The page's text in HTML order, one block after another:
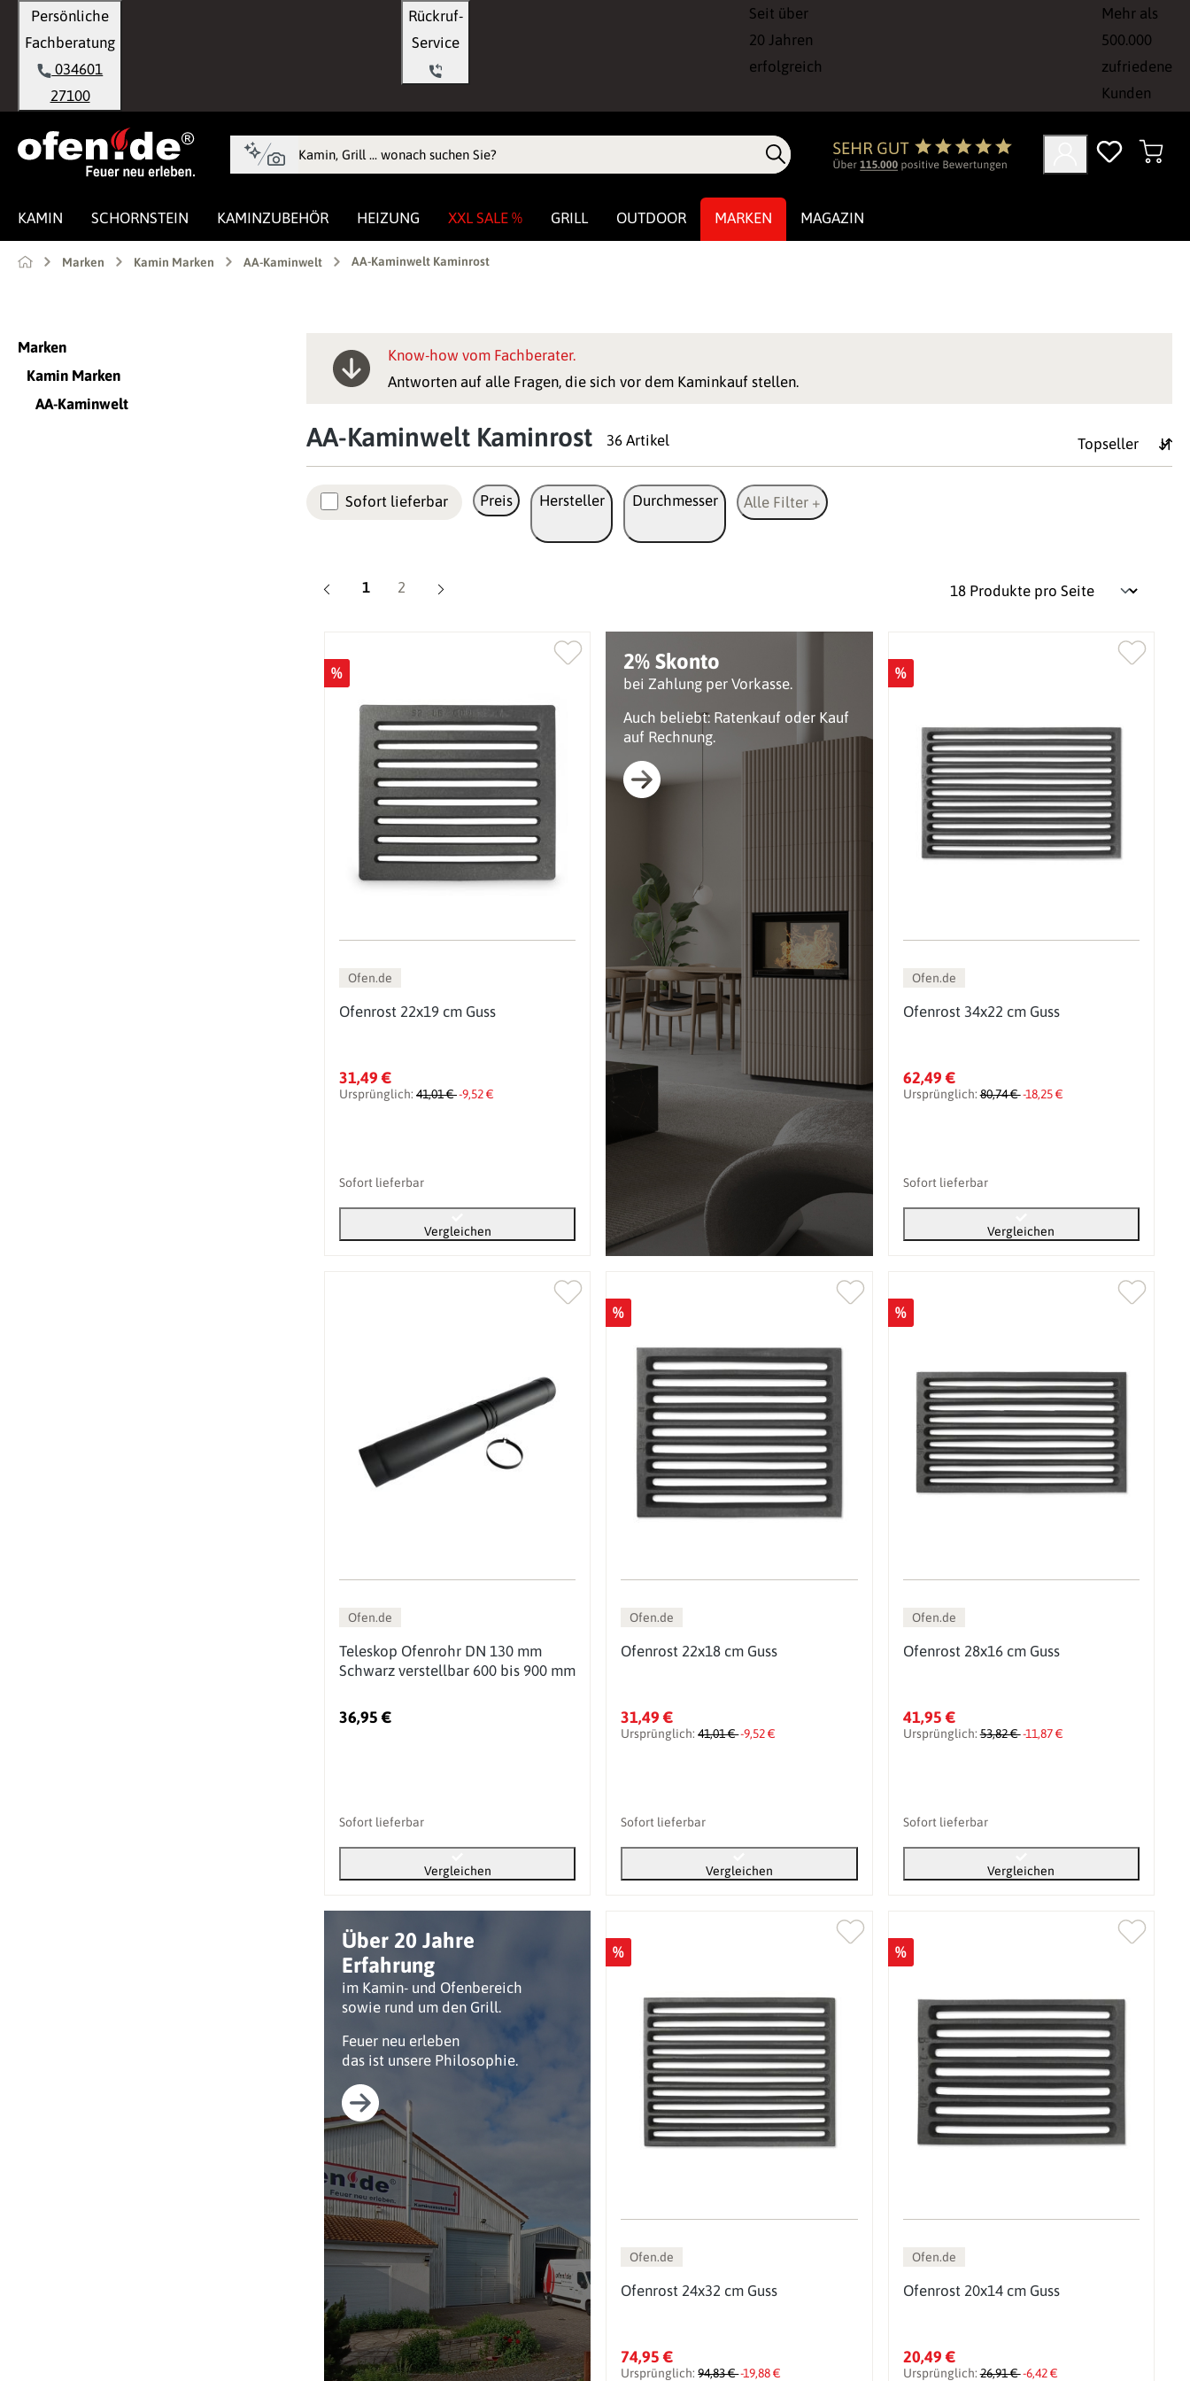
Zur Hauptnavigation springen
Persönliche
Fachberatung
034601
27100
Rückruf-
Seit über
20 Jahren
erfolgreich
Mehr als
500.000
zufriedene
Kunden
KAMIN SCHORNSTEIN KAMINZUBEHÖR HEIZUNG XXL SALE % GRILL OUTDOOR MARKEN MAGAZIN
Marken Kamin Marken AA-Kaminwelt AA-Kaminwelt Kaminrost
Marken
Kamin Marken
AA-Kaminwelt
Know-how vom Fachberater.
Antworten auf alle Fragen, die sich vor dem Kaminkauf stellen.
AA-Kaminwelt Kaminrost 36 Artikel
Sofort lieferbar Preis Hersteller Durchmesser Alle Filter +
Seite
1 Seite
2
2% Skonto
bei Zahlung per Vorkasse.
Auch beliebt: Ratenkauf oder Kauf
auf Rechnung.
Über 20 Jahre
Erfahrung
im Kamin- und Ofenbereich
sowie rund um den Grill.
Feuer neu erleben
das ist unsere Philosophie.
%
Ofen.de
Ofenrost 22x19 cm Guss
31,49 €
Ursprünglich: 41,01 €-9,52 €
Sofort lieferbar
Vergleichen
%
Ofen.de
Ofenrost 34x22 cm Guss
62,49 €
Ursprünglich:80,74 €-18,25 €
Sofort lieferbar
Vergleichen
Ofen.de
Teleskop Ofenrohr DN 130 mm
Schwarz verstellbar 600 bis 900 mm
36,95 €
Sofort lieferbar
Vergleichen
%
Ofen.de
Ofenrost 22x18 cm Guss
31,49 €
Ursprünglich:41,01 €-9,52 €
Sofort lieferbar
Vergleichen
%
Ofen.de
Ofenrost 28x16 cm Guss
41,95 €
Ursprünglich:53,82 €-11,87 €
Sofort lieferbar
Vergleichen
%
Ofen.de
Ofenrost 24x32 cm Guss
74,95 €
Ursprünglich:94,83 €-19,88 €
%
Ofen.de
Ofenrost 20x14 cm Guss
20,49 €
Ursprünglich:26,91 €-6,42 €